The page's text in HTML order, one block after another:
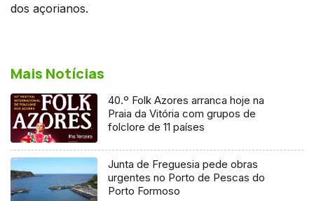
dos açorianos.
Mais Notícias
40.º Folk Azores arranca hoje na
Praia da Vitória com grupos de
folclore de 11 países
Junta de Freguesia pede obras
urgentes no Porto de Pescas do
Porto Formoso